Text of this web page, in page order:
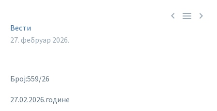
  
Вести
27. фебруар 2026.
Број:559/26
27.02.2026.године